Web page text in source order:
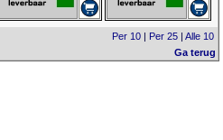
Per 10 | Per 25 | Alle 10
Ga terug